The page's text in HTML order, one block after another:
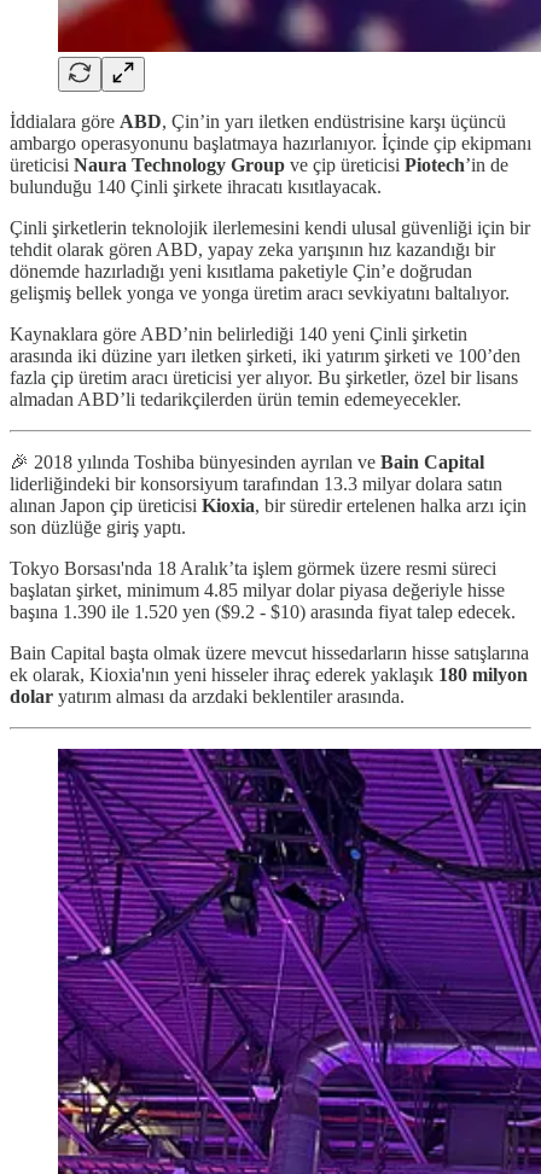
İddialara göre ABD, Çin’in yarı iletken endüstrisine karşı üçüncü
ambargo operasyonunu başlatmaya hazırlanıyor. İçinde çip ekipmanı
üreticisi Naura Technology Group ve çip üreticisi Piotech’in de
bulunduğu 140 Çinli şirkete ihracatı kısıtlayacak.
Çinli şirketlerin teknolojik ilerlemesini kendi ulusal güvenliği için bir
tehdit olarak gören ABD, yapay zeka yarışının hız kazandığı bir
dönemde hazırladığı yeni kısıtlama paketiyle Çin’e doğrudan
gelişmiş bellek yonga ve yonga üretim aracı sevkiyatını baltalıyor.
Kaynaklara göre ABD’nin belirlediği 140 yeni Çinli şirketin
arasında iki düzine yarı iletken şirketi, iki yatırım şirketi ve 100’den
fazla çip üretim aracı üreticisi yer alıyor. Bu şirketler, özel bir lisans
almadan ABD’li tedarikçilerden ürün temin edemeyecekler.
🎉 2018 yılında Toshiba bünyesinden ayrılan ve Bain Capital
liderliğindeki bir konsorsiyum tarafından 13.3 milyar dolara satın
alınan Japon çip üreticisi Kioxia, bir süredir ertelenen halka arzı için
son düzlüğe giriş yaptı.
Tokyo Borsası'nda 18 Aralık’ta işlem görmek üzere resmi süreci
başlatan şirket, minimum 4.85 milyar dolar piyasa değeriyle hisse
başına 1.390 ile 1.520 yen ($9.2 - $10) arasında fiyat talep edecek.
Bain Capital başta olmak üzere mevcut hissedarların hisse satışlarına
ek olarak, Kioxia'nın yeni hisseler ihraç ederek yaklaşık 180 milyon
dolar yatırım alması da arzdaki beklentiler arasında.